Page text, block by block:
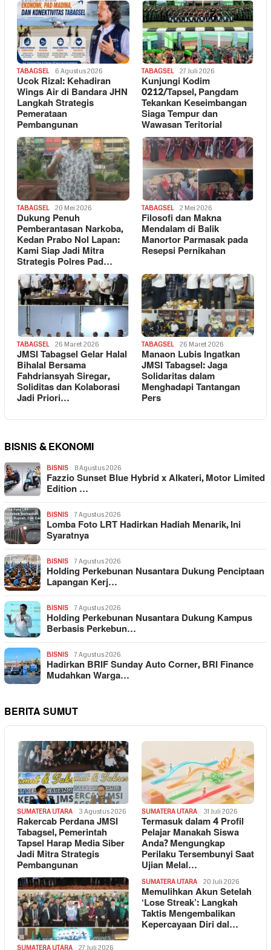
TABAGSEL 6 Agustus 2026
Ucok Rizal: Kehadiran
Wings Air di Bandara JHN
Langkah Strategis
Pemerataan
Pembangunan
TABAGSEL 27 Juli 2026
Kunjungi Kodim
0212/Tapsel, Pangdam
Tekankan Keseimbangan
Siaga Tempur dan
Wawasan Teritorial
TABAGSEL 20 Mei 2026
Dukung Penuh
Pemberantasan Narkoba,
Kedan Prabo Nol Lapan:
Kami Siap Jadi Mitra
Strategis Polres Pad…
TABAGSEL 2 Mei 2026
Filosofi dan Makna
Mendalam di Balik
Manortor Parmasak pada
Resepsi Pernikahan
TABAGSEL 26 Maret 2026
JMSI Tabagsel Gelar Halal
Bihalal Bersama
Fahdriansyah Siregar,
Soliditas dan Kolaborasi
Jadi Priori…
TABAGSEL 26 Maret 2026
Manaon Lubis Ingatkan
JMSI Tabagsel: Jaga
Solidaritas dalam
Menghadapi Tantangan
Pers
BISNIS & EKONOMI
BISNIS 8 Agustus 2026
Fazzio Sunset Blue Hybrid x Alkateri, Motor Limited
Edition …
BISNIS 7 Agustus 2026
Lomba Foto LRT Hadirkan Hadiah Menarik, Ini
Syaratnya
BISNIS 7 Agustus 2026
Holding Perkebunan Nusantara Dukung Penciptaan
Lapangan Kerj…
BISNIS 7 Agustus 2026
Holding Perkebunan Nusantara Dukung Kampus
Berbasis Perkebun…
BISNIS 7 Agustus 2026
Hadirkan BRIF Sunday Auto Corner, BRI Finance
Mudahkan Warga…
BERITA SUMUT
SUMATERA UTARA 3 Agustus 2026
Rakercab Perdana JMSI
Tabagsel, Pemerintah
Tapsel Harap Media Siber
Jadi Mitra Strategis
Pembangunan
SUMATERA UTARA 31 Juli 2026
Termasuk dalam 4 Profil
Pelajar Manakah Siswa
Anda? Mengungkap
Perilaku Tersembunyi Saat
Ujian Melal…
SUMATERA UTARA 27 Juli 2026
SUMATERA UTARA 20 Juli 2026
Memulihkan Akun Setelah
‘Lose Streak’: Langkah
Taktis Mengembalikan
Kepercayaan Diri dal…